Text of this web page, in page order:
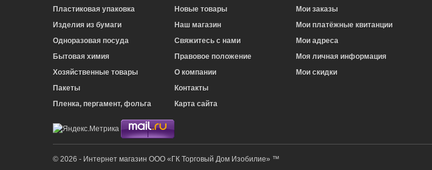
Пластиковая упаковка
Изделия из бумаги
Одноразовая посуда
Бытовая химия
Хозяйственные товары
Пакеты
Пленка, пергамент, фольга
Новые товары
Наш магазин
Свяжитесь с нами
Правовое положение
О компании
Контакты
Карта сайта
© 2026 - Интернет магазин ООО «ГК Торговый Дом Изобилие» ™
Мои заказы
Мои платёжные квитанции
Мои адреса
Моя личная информация
Мои скидки